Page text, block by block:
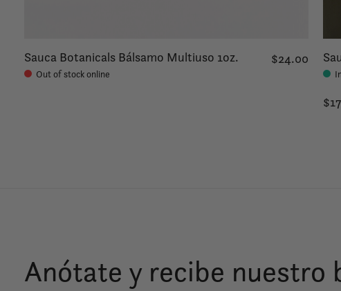
Sauca Botanicals Bálsamo Multiuso 1oz.
Out of stock online
$24.00
Anótate y recibe nuestro